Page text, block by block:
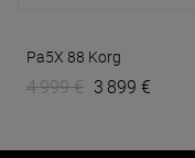
Pa5X 88 Korg
4 999 € 3 899 €